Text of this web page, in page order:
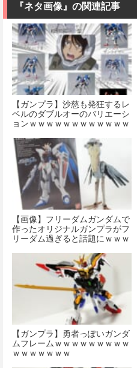
『ネタ画像』の関連記事
【ガンプラ】沙慈も発狂するレ
ベルのダブルオーのバリエーシ
ョンｗｗｗｗｗｗｗｗｗｗｗｗ
【画像】フリーダムガンダムで
作ったオリジナルガンプラがフ
リーダム過ぎると話題にｗｗｗ
【ガンプラ】勇者っぽいガンダ
ムフレームｗｗｗｗｗｗｗｗｗ
ｗｗｗｗｗｗｗ